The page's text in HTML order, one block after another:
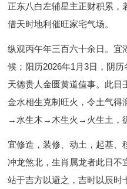
正东八白左辅星主正财积累，
借天时地利催旺家宅气场。
纵观丙午年三百六十余日。宜
候；阳历2026年1月3日，阴
天德贵人金匮黄道值事。此日
金水相生克制旺火，令土气得
→水生木→木生火→火生土，
宜修造，装修、动土，起基、
冲龙煞北，生肖属龙者此日不
站于吉方以避之，吉时以辰时